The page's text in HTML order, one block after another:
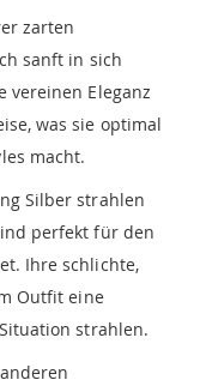
zarten
sanft in sich
vereinen Eleganz
was sie optimal
macht.
Silber strahlen
perfekt für den
Ihre schlichte,
Outfit eine
strahlen.